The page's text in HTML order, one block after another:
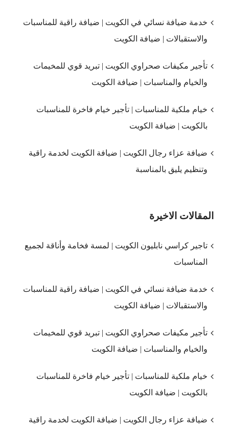
خدمة ضيافة نسائي في الكويت | ضيافة راقية للمناسبات
والاستقبالات | ضيافة الكويت
تأجير مكيفات صحراوي الكويت | تبريد قوي للمخيمات
والخيام والمناسبات | ضيافة الكويت
خيام ملكية للمناسبات | تأجير خيام فاخرة للمناسبات
بالكويت | ضيافة الكويت
ضيافة عزاء رجال الكويت | ضيافة الكويت لخدمة راقية
وتنظيم يليق بالمناسبة
المقالات الاخيرة
تاجير كراسي نابليون الكويت | لمسة فخامة وأناقة لجميع
المناسبات
خدمة ضيافة نسائي في الكويت | ضيافة راقية للمناسبات
والاستقبالات | ضيافة الكويت
تأجير مكيفات صحراوي الكويت | تبريد قوي للمخيمات
والخيام والمناسبات | ضيافة الكويت
خيام ملكية للمناسبات | تأجير خيام فاخرة للمناسبات
بالكويت | ضيافة الكويت
ضيافة عزاء رجال الكويت | ضيافة الكويت لخدمة راقية